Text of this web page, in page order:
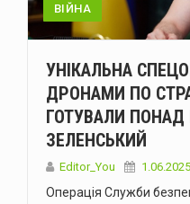
ВІЙНА
УНІКАЛЬНА
ДРОНАМИ ПО
ГОТУВАЛИ ПОНАД
ЗЕЛЕНСЬКИЙ
Editor_You
Операція Служби